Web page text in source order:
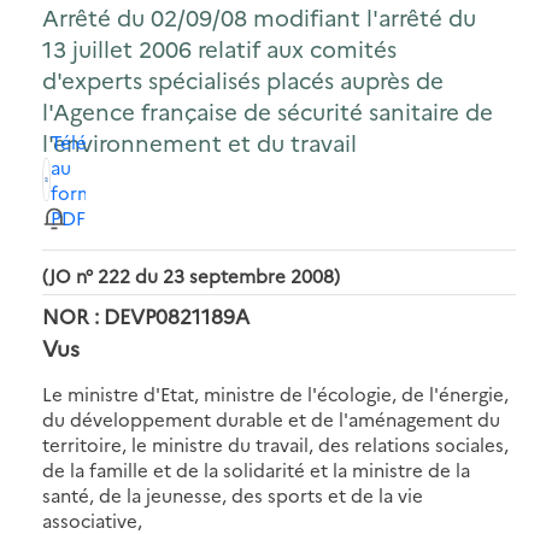
Arrêté du 02/09/08 modifiant l'arrêté du
13 juillet 2006 relatif aux comités
d'experts spécialisés placés auprès de
l'Agence française de sécurité sanitaire de
l'environnement et du travail
Télécharger
au
format
PDF
(JO n° 222 du 23 septembre 2008)
NOR : DEVP0821189A
Vus
Le ministre d'Etat, ministre de l'écologie, de l'énergie,
du développement durable et de l'aménagement du
territoire, le ministre du travail, des relations sociales,
de la famille et de la solidarité et la ministre de la
santé, de la jeunesse, des sports et de la vie
associative,